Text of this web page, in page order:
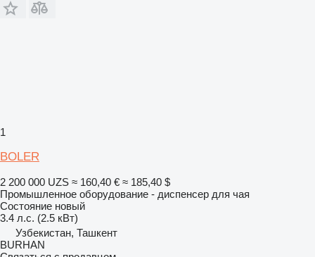
1
BOLER
2 200 000 UZS ≈ 160,40 € ≈ 185,40 $
Промышленное оборудование - диспенсер для чая
Состояние новый
3.4 л.с. (2.5 кВт)
Узбекистан, Ташкент
BURHAN